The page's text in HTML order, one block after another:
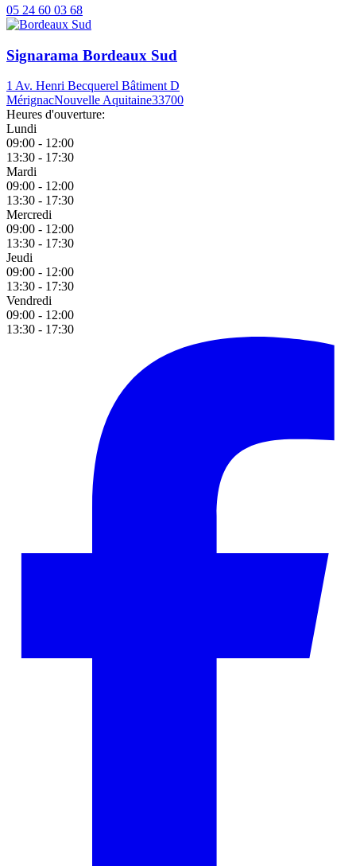
05 24 60 03 68
Signarama Bordeaux Sud
1 Av. Henri Becquerel Bâtiment D
MérignacNouvelle Aquitaine33700
Heures d'ouverture:
Lundi
09:00 - 12:00
13:30 - 17:30
Mardi
09:00 - 12:00
13:30 - 17:30
Mercredi
09:00 - 12:00
13:30 - 17:30
Jeudi
09:00 - 12:00
13:30 - 17:30
Vendredi
09:00 - 12:00
13:30 - 17:30